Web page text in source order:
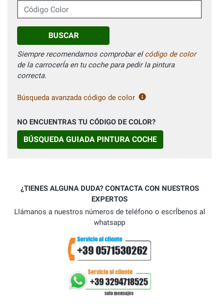
Código Color
BUSCAR
Siempre recomendamos comprobar elcódigo de color
de la carrocerÍa en tu coche para pedir la pintura
correcta.
Búsqueda avanzada código de color
NO ENCUENTRAS TU CÓDIGO DE COLOR?
BÚSQUEDA GUIADA PINTURA COCHE
¿TIENES ALGUNA DUDA? CONTACTA CON NUESTROS
EXPERTOS
Llámanos a nuestros números de teléfono o escrÍbenos al
whatsapp